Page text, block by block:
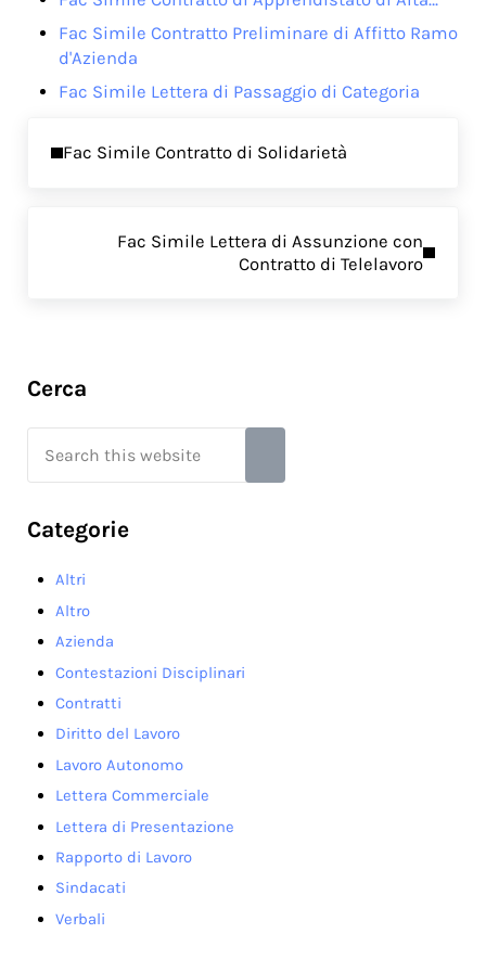
Fac Simile Contratto Preliminare di Affitto Ramo
d'Azienda
Fac Simile Lettera di Passaggio di Categoria
Fac Simile Contratto di Solidarietà
Fac Simile Lettera di Assunzione con
Contratto di Telelavoro
Sidebar
Cerca
Categorie
Altri
Altro
Azienda
Contestazioni Disciplinari
Contratti
Diritto del Lavoro
Lavoro Autonomo
Lettera Commerciale
Lettera di Presentazione
Rapporto di Lavoro
Sindacati
Verbali